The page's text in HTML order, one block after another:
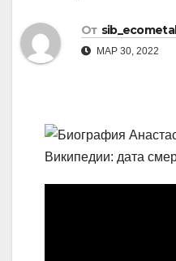
От sib_ecometal
МАР 30, 2022